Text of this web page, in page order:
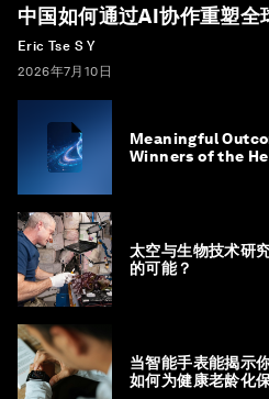
中国如何通过AI协作重塑全
Eric Tse S Y
2026年7月10日
Meaningful
Winners of the
太空与生物技术研
的可能？
当智能手表能揭示
如何为健康老龄化